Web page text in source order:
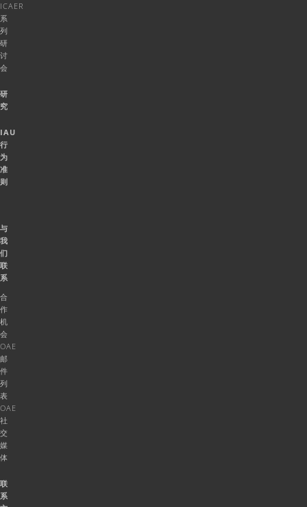
ICAER
系
列
研
讨
会
研
究
IAU
行
为
准
则
与
我
们
联
系
合
作
机
会
OAE
邮
件
列
表
OAE
社
交
媒
体
联
系